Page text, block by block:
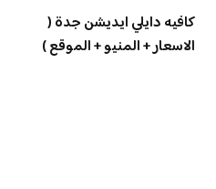
كافيه دايلي ايديشن جدة (
الاسعار + المنيو + الموقع )